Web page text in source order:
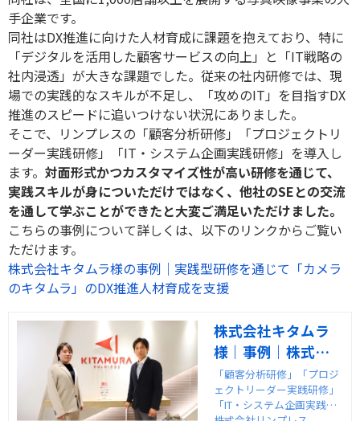
手企業です。
同社はDX推進に向けた人材育成に課題を抱えており、特に
「デジタルを活用した顧客サービスの向上」と「IT戦略の
社内浸透」が大きな課題でした。従来の社内研修では、現
場での実践的なスキルが不足し、「攻めのIT 」を目指すDX
推進のスピードに追いつけない状況にありました。
そこで、リンプレスの「顧客分析研修」「プロジェクトリ
ーダー実践研修」「IT ・システム企画実践研修」を導入し
ます。 対面形式かつカスタマイズ性が高い研修を通じて、
実践スキルが身についただけではなく、他社のSEとの交流
を通して学ぶことができたと大変ご満足いただけました。
こちらの事例について詳しくは、以下のリンクからご覧い
ただけます。
株式会社キタムラ様の事例 ｜ 実践型研修を通じて「カメラ
のキタムラ」のDX推進人材育成を支援
株式会社キタムラ
様｜事例｜株式会
社リンプレス
「顧客分析研修」「プロジ
ェクトリーダー実践研修」
「IT・システム企画実践研